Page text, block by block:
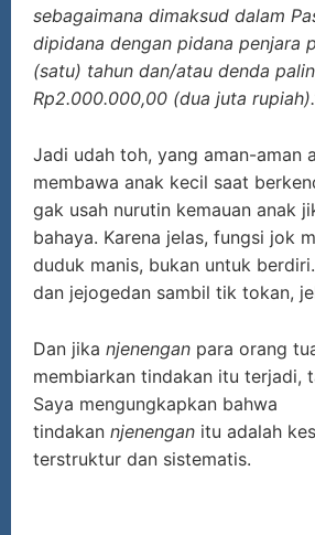
sebagaimana dimaksud dalam
dipidana dengan pidana penjara
(satu) tahun dan/atau denda
Rp2.000.000,00 (dua juta
Jadi udah toh, yang aman-aman
membawa anak kecil saat
gak usah nurutin kemauan anak
bahaya. Karena jelas, fungsi jok
duduk manis, bukan untuk
dan jejogedan sambil tik tokan,
Dan jika njenengan para orang
membiarkan tindakan itu terjadi,
Saya mengungkapkan bahwa
tindakan njenengan itu adalah
terstruktur dan sistematis.